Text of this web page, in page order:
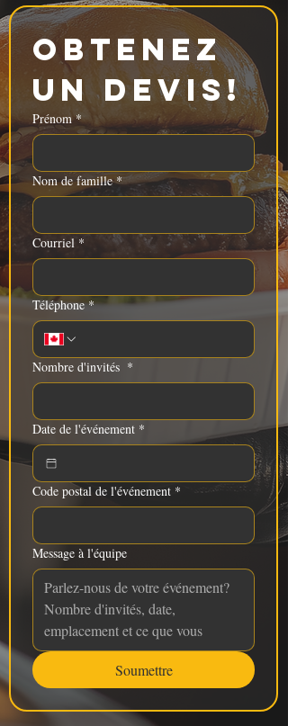
Obtenez
un devis!
Prénom *
Nom de famille *
Courriel *
Téléphone *
Nombre d'invités *
Date de l'événement *
Code postal de l'événement *
Message à l'équipe
Soumettre